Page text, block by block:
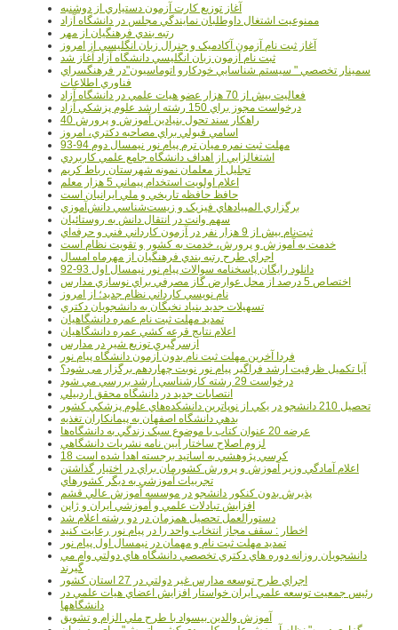
آغاز توزيع کارت آزمون دستياري از دوشنبه
ممنوعيت اشتغال داوطلبان نمايندگي مجلس در دانشگاه آزاد
رتبه بندي فرهنگيان از مهر
آغاز ثبت نام آزمون آکادميک و جنرال زبان انگليسي از امروز
ثبت نام آزمون زبان انگليسي دانشگاه آزاد آغاز شد
سمينار تخصصي " سيستم شناسايي خودکارو اتوماسيون"در فرهنگسراي
فناوري اطلاعات
فعاليت بيش از 70 هزار عضو هيات علمي در دانشگاه آزاد
درخواست مجوز براي 150 رشته ارشد علوم پزشکي آزاد
40 راهکار سند تحول بنيادين آموزش و پرورش
اسامي قبولي براي مصاحبه دکتري، امروز
مهلت ثبت نمره میان ترم پیام نور نیمسال دوم 94-93
اشتغالزايي از اهداف دانشگاه جامع علمي کاربردي
تجليل از معلمان نمونه شهرستان رباط کريم
اعلام اولويت استخدام پيماني 5 هزار معلم
حافظ حافظه تاريخي و ملي ايرانيان است
برگزاري المپيادهاي فيزيک و زيست‌شناسي دانش‌آموزي
سهم وانت در انتقال دانش به روستائيان
ثبت‌نام بيش از 9 هزار نفر در آزمون کارداني فني و حرفه‌اي
خدمت به آموزش و پرورش، خدمت به کشور و تقويت نظام است
اجراي طرح رتبه بندي فرهنگيان از مهرماه امسال
دانلود رایگان پاسخنامه سوالات پیام نور نیمسال اول 93-92
اختصاص 5 درصد از محل عوارض گاز مصرفي براي نوسازي مدارس
نام نويسي کارداني نظام جديد؛ از امروز
تسهيلات جديد بنياد نخبگان به دانشجويان دکتري
تمديد مهلت ثبت نام عمره دانشگاهيان
اعلام نتايج قرعه کشي عمره دانشگاهيان
ازسرگيري توزيع شير در مدارس
فردا آخرین مهلت ثبت نام بدون آزمون دانشگاه پیام نور
آیا تکمیل ظرفیت ارشد فراگیر پیام نور نوبت چهاردهم برگزار می شود؟
درخواست 29 رشته کارشناسي ارشد بررسي مي شود
انتصابات جديد در دانشگاه محقق اردبيلي
تحصيل 210 دانشجو در يکي از نوپاترين دانشکده‌هاي علوم پزشکي کشور
بدهي دانشگاه اصفهان به پيمانکاران تغذيه
عرضه 20 عنوان کتاب با موضوع سبک زندگي به دانشگاه‌ها
لزوم اصلاح ساختار آيين نامه نشريات دانشگاهي
18 کرسي پژوهشي به اساتيد برجسته اهدا شده است
اعلام آمادگي وزير آموزش و پرورش کشورمان براي در اختيار گذاشتن
تجربيات آموزشي به ديگر کشورهاي
پذيرش بدون کنکور دانشجو در موسسه آموزش عالي قشم
افزايش تبادلات علمي و آموزشي ايران و ژاپن
دستورالعمل تحصیل همزمان در دو رشته اعلام شد
اخطار : سقف مجاز انتخاب واحد را در پیام نور رعایت کنید
تمدید مهلت ثبت نام و مهمان در نیمسال اول پیام نور
دانشجويان روزانه دوره هاي دكتري تخصصي دانشگاه هاي دولتي وام مي
گيرند
اجراي طرح توسعه مدارس غير دولتي در 27 استان کشور
رئيس جمعيت توسعه علمي ايران خواستار افزايش اعضاي هيات علمي در
دانشگاهها
آموزش والدين بيسواد با طرح ملي الزام و تشويق